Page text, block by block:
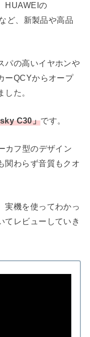
HUAWEIの
ど、新製品や高品
パの高いイヤホンや
ーQCYからオープ
た。
C30」です。
カフ型のデザイン
関わらず音質もクオ
実機を使ってわかっ
てレビューしていき